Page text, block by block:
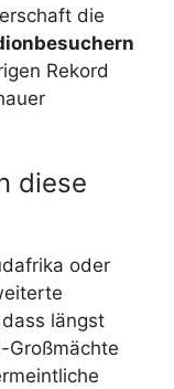
die
Rekord
diese
oder
längst
Großmächte